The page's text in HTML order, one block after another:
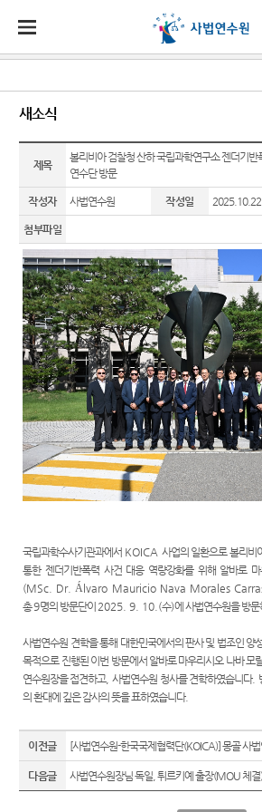
사법
연수
원 소
개
원장 소
개
주요업
무
연혁
조직
청사안
내
갤러리
찾아오
시는길
법관
연수
법관연
신임법
관연수
교육·
연수
비법관
법실무
교육
국제사
법협력
교재 등
발간
법교육
소식·
소통
새소식
채용등
공고
사진뉴
스
자료실
연수원
에 바란
다
Q&A
자주 묻
는 질문
50주
년 역
사관
50주년
역사관
새소식
제목
볼리비아 검찰청 산하 국립과학연구소 젠더기반
연수단 방문
작성자 사법연수원 작성일 2025.10.22
첨부파일
국립과학수사기관과에서 KOICA 사업의 일환으로 볼리비
통한 젠더기반폭력 사건 대응 역량강화를 위해 알바로
(MSc. Dr. Álvaro Mauricio Nava Morales
총9명의 방문단이 2025. 9. 10.(수)에 사법연수원을 방
사법연수원 견학을 통해 대한민국에서의 판사 및 법조인 양
목적으로 진행된 이번 방문에서 알바로 마우리시오 나바 모
연수원장을 접견하고,사법연수원 청사를 견학하였습니다.
의 환대에 깊은 감사의 뜻을 표하였습니다.
이전글 [사법연수원-한국국제협력단(KOICA)] 몽골 사법
다음글 사법연수원장님 독일, 튀르키예 출장(MOU 체결
법
소
수
연
수
소
식
소
통
50
주
년
역
사
관